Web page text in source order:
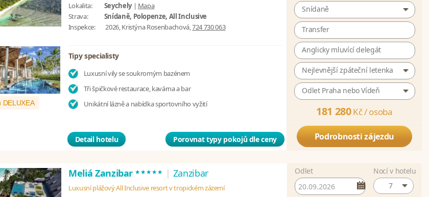
Lokalita:
Seychely| Mapa
Strava:
Snídaně, Polopenze, All Inclusive
Inspekce:
2026, Kristýna Rosenbachová,724 730 063
DELUXEA
Tipy specialisty
Luxusní vily se soukromým bazénem
Tři špičkové restaurace, kavárna a bar
Unikátní lázně a nabídka sportovního vyžití
Detail hotelu Porovnat typy pokojů dle ceny
Snídaně
Transfer
Anglicky mluvící delegát
Nejlevnější zpáteční letenka
Odlet Praha nebo Vídeň
181 280Kč /osoba
Podrobnosti zájezdu
Meliá Zanzibar ***** | Zanzibar
Luxusní plážový All Inclusive resort v tropickém zázemí
Odlet
Nocí v hotelu
7